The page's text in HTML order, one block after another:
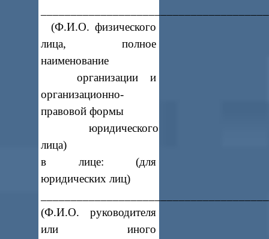
(Ф.И.О. физического
лица, полное
наименование
организации и
организационно-
правовой формы
юридического
лица)
в лице: (для
юридических лиц)
(Ф.И.О. руководителя
или иного